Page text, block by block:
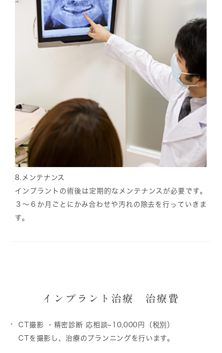
8. メンテナンス
インプラントの術後は定期的なメンテナンスが必要です。
３～６か月ごとにかみ合わせや汚れの除去を行っていきま
す。
インプラント治療 治療費
CT撮影 ・精密診断 応相談~10,000円（税別）
CTを撮影し、治療のプランニングを行います。